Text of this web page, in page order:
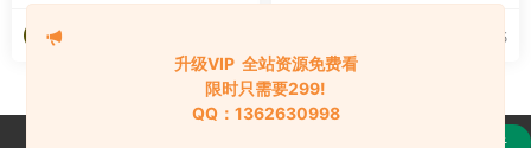
海淘资源网 2025-02-05
升级VIP 全站资源免费看
限时只需要299!
QQ：1362630998
《校尉技术理论课全集》技术分析应用于